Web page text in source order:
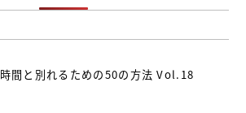
時間と別れるための50の方法 Vol.18